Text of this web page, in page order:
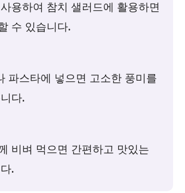
용하여 참치 샐러드에 활용하면
수 있습니다.
파스타에 넣으면 고소한 풍미를
다.
비벼 먹으면 간편하고 맛있는
.